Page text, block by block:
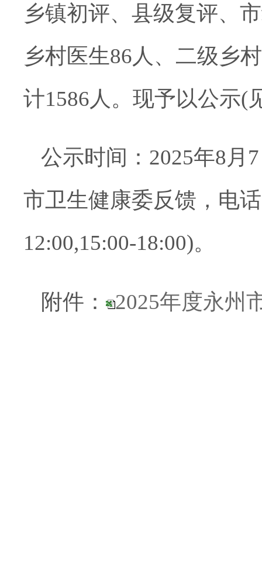
乡镇初评、县级复评、
乡村医生86人、二级乡
计1586人。现予以公示(
公示时间： 2025年8 月 7
市卫生健康委反馈 ， 电
12:00,15:00-18:00)。
附件： 2025年度永州